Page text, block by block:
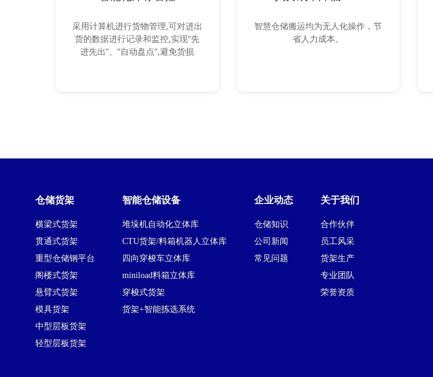
采用计算机进行货物管理,可对进出
货的数据进行记录和监控,实现“先
进先出”、“自动盘点”,避免货损
智慧仓储搬运均为无人化操作，节
省人力成本。
仓储货架
横梁式货架
贯通式货架
重型仓储钢平台
阁楼式货架
悬臂式货架
模具货架
中型层板货架
轻型层板货架
智能仓储设备
堆垛机自动化立体库
CTU货架/料箱机器人立体库
四向穿梭车立体库
miniload料箱立体库
穿梭式货架
货架+智能拣选系统
企业动态
仓储知识
公司新闻
常见问题
关于我们
合作伙伴
员工风采
货架生产
专业团队
荣誉资质